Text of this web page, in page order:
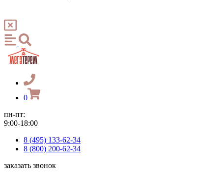
0
пн-пт:
9:00-18:00
8 (495) 133-62-34
8 (800) 200-62-34
заказать звонок